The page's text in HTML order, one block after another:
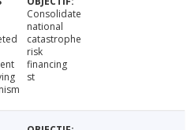
Consolidate
national
catastrophe
risk
financing
st